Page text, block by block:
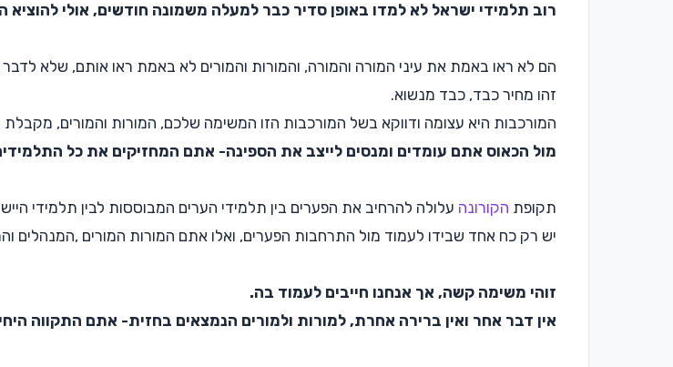
רוב תלמידי ישראל לא למדו באופן סדיר כבר למעלה משמונה חודשים, אולי
הם לא ראו באמת את עיני המורה והמורה, והמורות והמורים לא באמת ראו אותם, שלא לדבר
זהו מחיר כבד, כבד מנשוא.
המורכבות היא עצומה ודווקא בשל המורכבות הזו המשימה שלכם, המורות והמורים,
מול הכאוס אתם עומדים ומנסים לייצב את הספינה- אתם המחזיקים את כל
תקופת הקורונה עלולה להרחיב את הפערים בין תלמידי הערים המבוססות לבין תלמידי
יש רק כח אחד שבידו לעמוד מול התרחבות הפערים, ואלו אתם המורות המורים ,המנהלים
זוהי משימה קשה, אך אנחנו חייבים לעמוד בה.
אין דבר אחר ואין ברירה אחרת, למורות ולמורים הנמצאים בחזית- אתם התקווה